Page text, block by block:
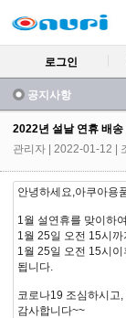
로그인
공지사항
2022년 설날 연휴 배송
관리자
| 2022-01-12 |
안녕하세요,아쿠아용
1월 설연휴를 맞이하
1월 25일 오전 15시
1월 25일 오전 15시
됩니다.
코로나19 조심하시고
감사합니다~~